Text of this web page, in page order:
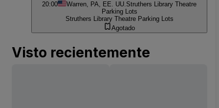
20:00 Warren, PA, EE. UU.Struthers Library Theatre
Parking Lots
Struthers Library Theatre Parking Lots
Agotado
Visto recientemente